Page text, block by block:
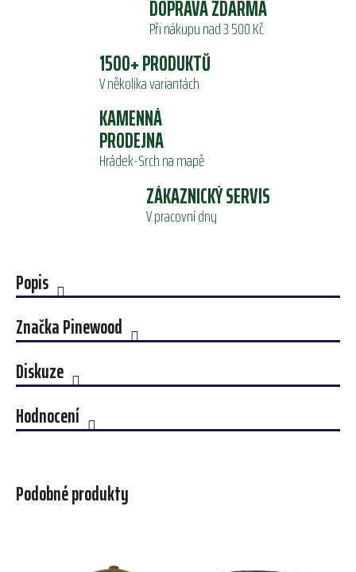
DOPRAVA ZDARMA
Při nákupu nad 3 500 Kč
1500+ PRODUKTŮ
V několika variantách
KAMENNÁ
PRODEJNA
Hrádek-Srch na mapě
ZÁKAZNICKÝ SERVIS
V pracovní dny
Popis
ZnačkaPinewood
Diskuze
Hodnocení
Podobné produkty